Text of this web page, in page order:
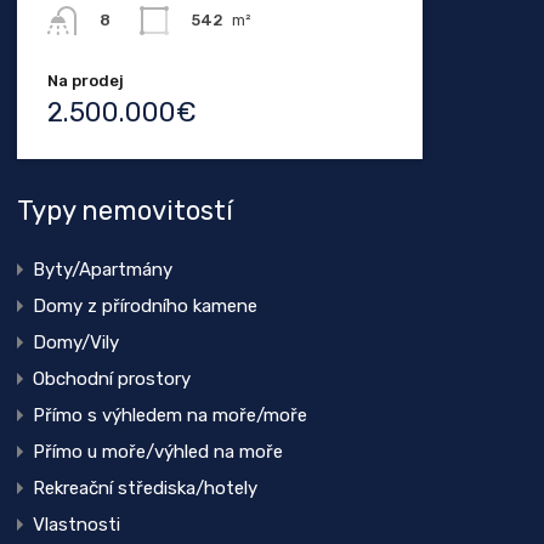
8
542 m²
Na prodej
2.500.000€
Typy nemovitostí
Byty/Apartmány
Domy z přírodního kamene
Domy/Vily
Obchodní prostory
Přímo s výhledem na moře/moře
Přímo u moře/výhled na moře
Rekreační střediska/hotely
Vlastnosti